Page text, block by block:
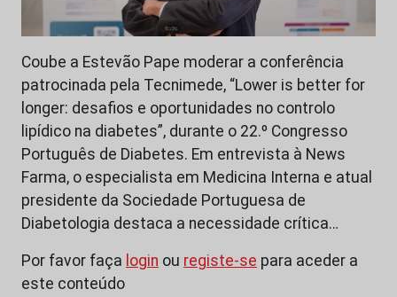
Coube a Estevão Pape moderar a conferência
patrocinada pela Tecnimede, “Lower is better for
longer: desafios e oportunidades no controlo
lipídico na diabetes”, durante o 22.º Congresso
Português de Diabetes. Em entrevista à News
Farma, o especialista em Medicina Interna e atual
presidente da Sociedade Portuguesa de
Diabetologia destaca a necessidade crítica…
Por favor faça login ou registe-se para aceder a
este conteúdo